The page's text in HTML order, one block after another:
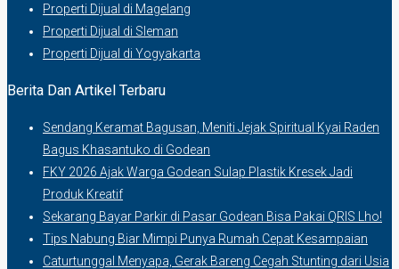
Properti Dijual di Magelang
Properti Dijual di Sleman
Properti Dijual di Yogyakarta
Berita Dan Artikel Terbaru
Sendang Keramat Bagusan, Meniti Jejak Spiritual Kyai Raden
Bagus Khasantuko di Godean
FKY 2026 Ajak Warga Godean Sulap Plastik Kresek Jadi
Produk Kreatif
Sekarang Bayar Parkir di Pasar Godean Bisa Pakai QRIS Lho!
Tips Nabung Biar Mimpi Punya Rumah Cepat Kesampaian
Caturtunggal Menyapa, Gerak Bareng Cegah Stunting dari Usia